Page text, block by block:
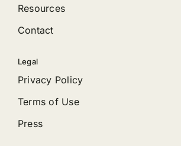
Resources
Contact
Legal
Privacy Policy
Terms of Use
Press